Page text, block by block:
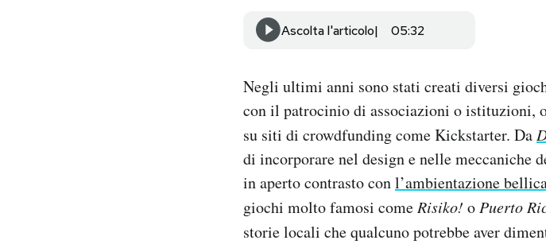
Ascolta l'articolo 05:32
Negli ultimi anni sono stati creati diversi
con il patrocinio di associazioni o istituzioni,
su siti di crowdfunding come Kickstarter. Da
di incorporare nel design e nelle meccaniche
in aperto contrasto conl’ambientazione
giochi molto famosi comeRisiko! oPuerto
storie locali che qualcuno potrebbe aver